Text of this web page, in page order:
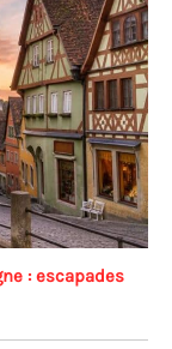
: escapades